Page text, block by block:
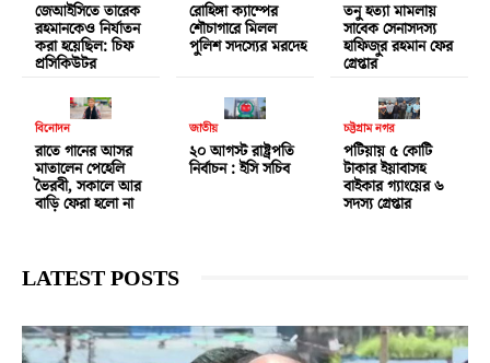
জেআইসিতে তারেক
রহমানকেও নির্যাতন
করা হয়েছিল: চিফ
প্রসিকিউটর
রোহিঙ্গা ক্যাম্পের
শৌচাগারে মিলল
পুলিশ সদস্যের মরদেহ
তনু হত্যা মামলায়
সাবেক সেনাসদস্য
হাফিজুর রহমান ফের
গ্রেপ্তার
বিনোদন
রাতে গানের আসর
মাতালেন পেহেলি
ভৈরবী, সকালে আর
বাড়ি ফেরা হলো না
জাতীয়
২০ আগস্ট রাষ্ট্রপতি
নির্বাচন : ইসি সচিব
চট্টগ্রাম নগর
পটিয়ায় ৫ কোটি
টাকার ইয়াবাসহ
বাইকার গ্যাংয়ের ৬
সদস্য গ্রেপ্তার
LATEST POSTS